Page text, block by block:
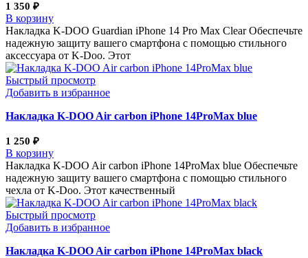
1 350 ₽
В корзину
Накладка K-DOO Guardian iPhone 14 Pro Max Clear Обеспечьте
надежную защиту вашего смартфона с помощью стильного
аксессуара от K-Doo. Этот
Быстрый просмотр
Добавить в избранное
Накладка K-DOO Air carbon iPhone 14ProMax blue
1 250 ₽
В корзину
Накладка K-DOO Air carbon iPhone 14ProMax blue Обеспечьте
надежную защиту вашего смартфона с помощью стильного
чехла от K-Doo. Этот качественный
Быстрый просмотр
Добавить в избранное
Накладка K-DOO Air carbon iPhone 14ProMax black